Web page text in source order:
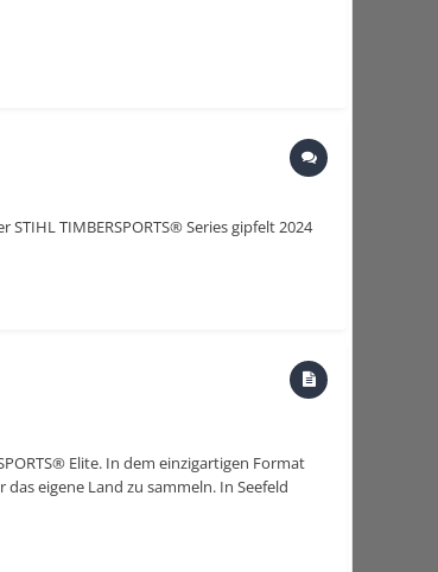
TIMBERSPORTS® Series gipfelt 2024
Elite. In dem einzigartigen Format
eigene Land zu sammeln. In Seefeld